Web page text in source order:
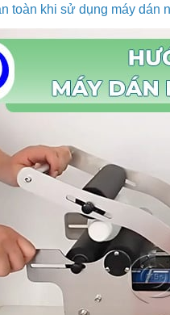
toàn khi sử dụng máy dán